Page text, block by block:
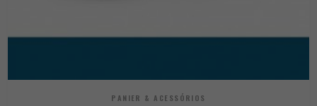
PANIER & ACESSÓRIOS